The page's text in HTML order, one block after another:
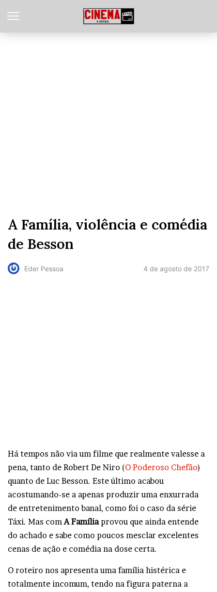
A Família, violência e comédia
de Besson
Eder Pessoa 4 de agosto de 2017
Há tempos não via um filme que realmente valesse a
pena, tanto de Robert De Niro (O Poderoso Chefão)
quanto de Luc Besson. Este último acabou
acostumando-se a apenas produzir uma enxurrada
de entretenimento banal, como foi o caso da série
Táxi. Mas comA Famíliaprovou que ainda entende
do achado e sabe como poucos mesclar excelentes
cenas de ação e comédia na dose certa.
O roteiro nos apresenta uma família histérica e
totalmente incomum, tendo na figura paterna a